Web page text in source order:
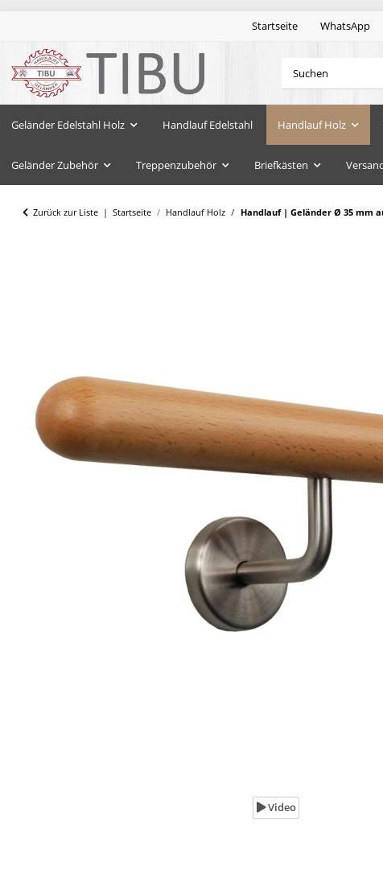
Startseite WhatsApp
Geländer Edelstahl Holz Handlauf Edelstahl Handlauf Holz
Geländer Zubehör Treppenzubehör Briefkästen
Zurück zur Liste Startseite Handlauf Holz Handlauf | Geländer Ø 35 mm
Video